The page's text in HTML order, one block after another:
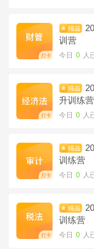
训营
训营
夺分营
夺分营
训营
今日 0 人
升训练营
今日 0 人
训练营
今日 0 人
训练营
今日 0 人